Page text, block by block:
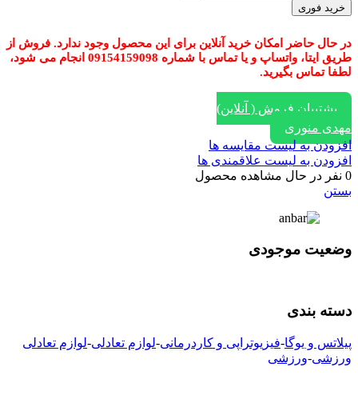
خرید فوری
در حال حاضر امکان خرید آنلاین برای این محصول وجود ندارد. فروش از
طریق ایتا، واتساپ و یا تماس با شماره 09154159098 انجام می شود،
لطفا تماس بگیرید.
پشتیبان فروش ( آنلاین)
مهدی منوری
افزودن به لیست مقایسه ها
افزودن به لیست علاقمندی ها
0 نفر در حال مشاهده محصول
بستن
وضعیت موجودی
دسته بندی
پیلاتس و یوگا-فیزیوتراپی و کاردرمانی-لوازم تعادلی-لوازم تعادلی
ورزشی-ورزشی